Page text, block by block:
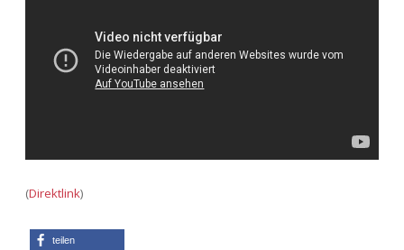
(Direktlink)
teilen